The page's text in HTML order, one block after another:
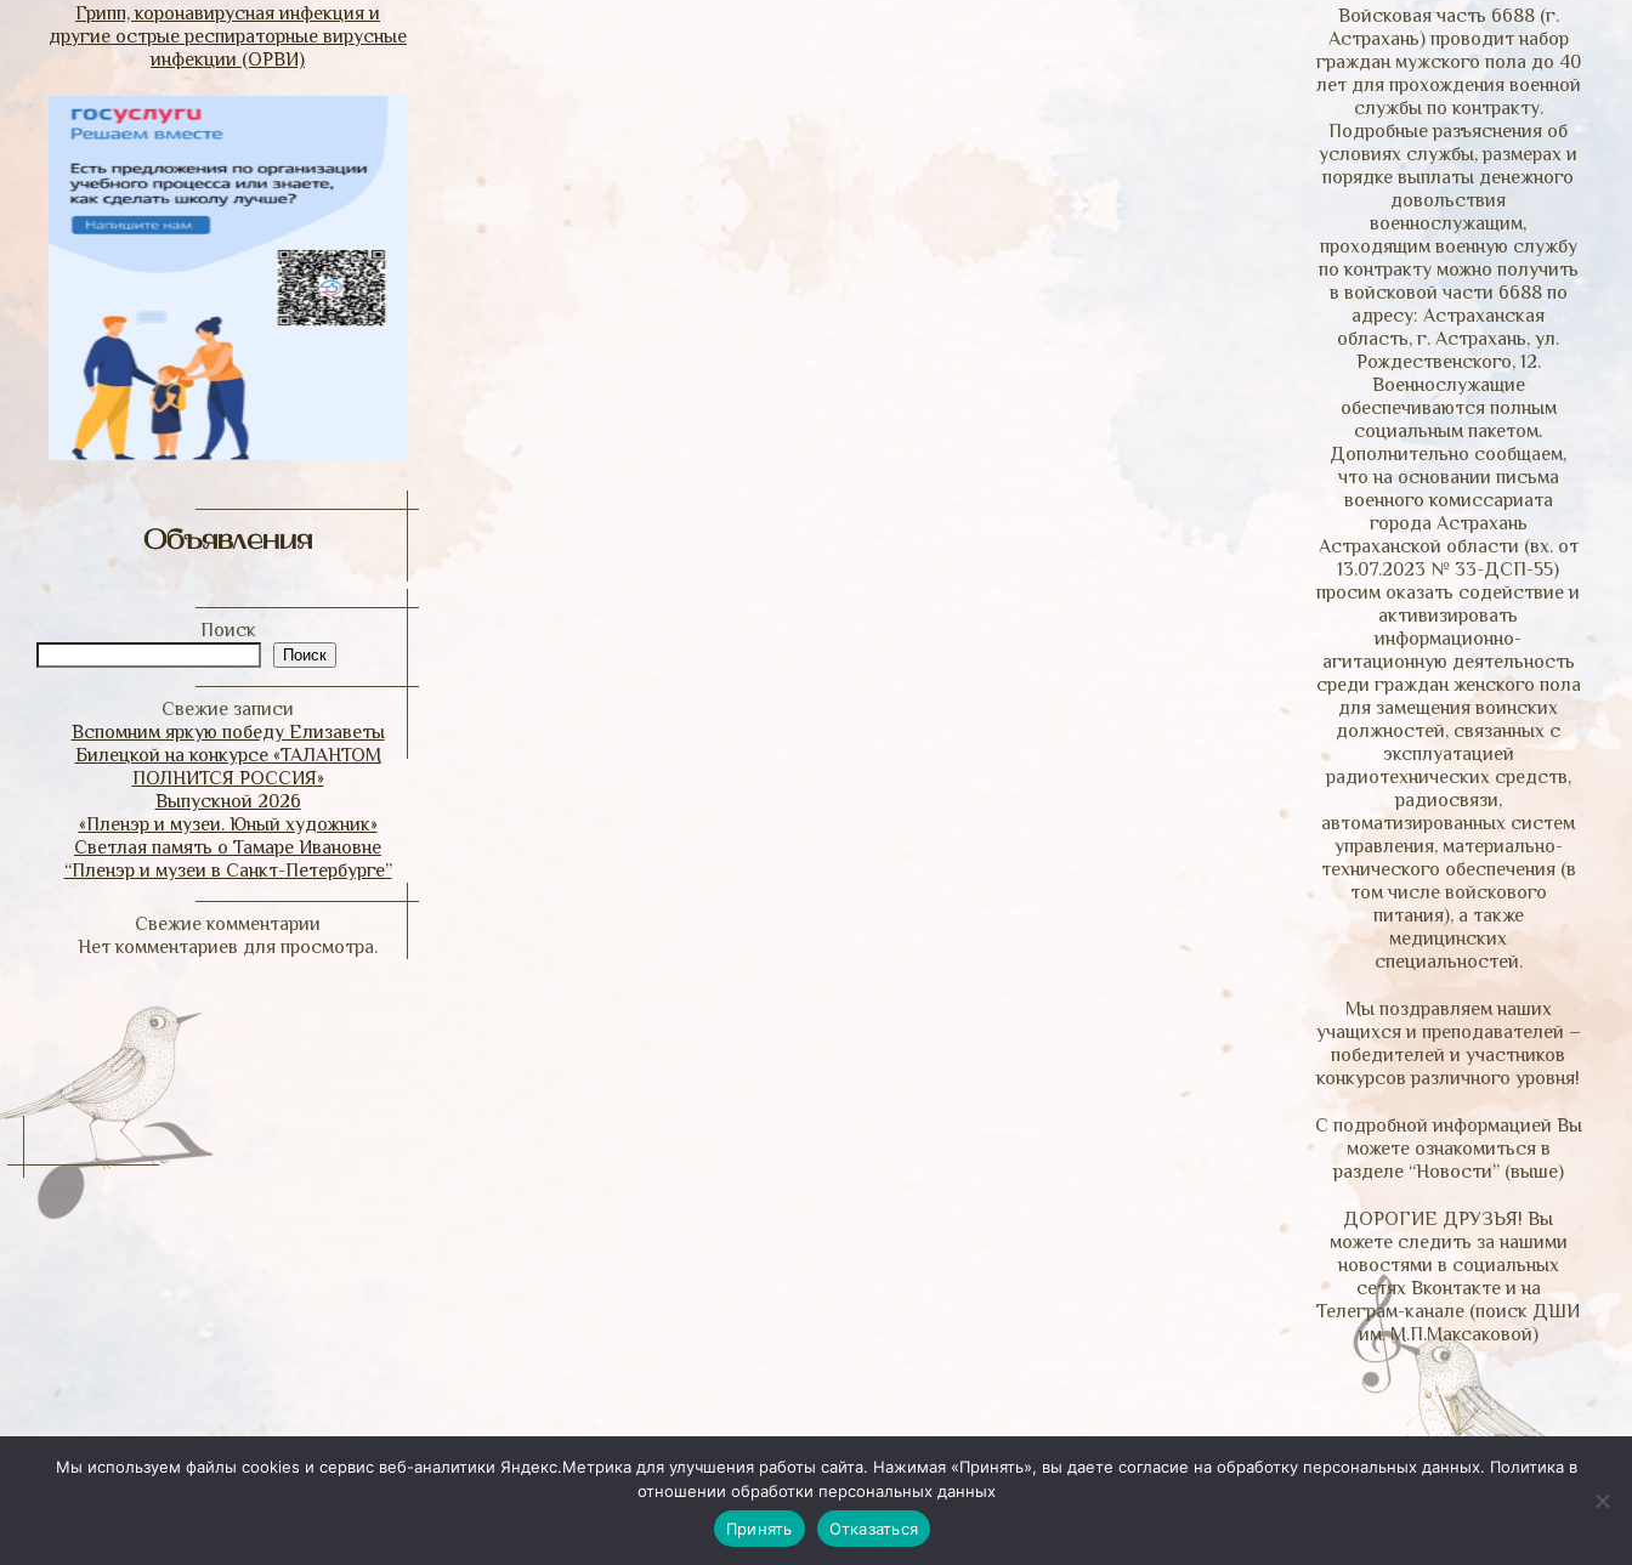
Грипп, коронавирусная инфекция и
другие острые респираторные вирусные
инфекции (ОРВИ)
Объявления
Поиск
Поиск
Свежие записи
Вспомним яркую победу Елизаветы
Билецкой на конкурсе «ТАЛАНТОМ
ПОЛНИТСЯ РОССИЯ»
Выпускной 2026
«Пленэр и музеи. Юный художник»
Светлая память о Тамаре Ивановне
“Пленэр и музеи в Санкт-Петербурге”
Свежие комментарии
Нет комментариев для просмотра.
Войсковая часть 6688 (г.
Астрахань) проводит набор
граждан мужского пола до 40
лет для прохождения военной
службы по контракту.
Подробные разъяснения об
условиях службы, размерах и
порядке выплаты денежного
довольствия
военнослужащим,
проходящим военную службу
по контракту можно получить
в войсковой части 6688 по
адресу: Астраханская
область, г. Астрахань, ул.
Рождественского, 12.
Военнослужащие
обеспечиваются полным
социальным пакетом.
Дополнительно сообщаем,
что на основании письма
военного комиссариата
города Астрахань
Астраханской области (вх. от
13.07.2023 № 33-ДСП-55)
просим оказать содействие и
активизировать
информационно-
агитационную деятельность
среди граждан женского пола
для замещения воинских
должностей, связанных с
эксплуатацией
радиотехнических средств,
радиосвязи,
автоматизированных систем
управления, материально-
технического обеспечения (в
том числе войскового
питания), а также
медицинских
специальностей.
Мы поздравляем наших
учащихся и преподавателей –
победителей и участников
конкурсов различного уровня!
С подробной информацией Вы
можете ознакомиться в
разделе “Новости” (выше)
ДОРОГИЕ ДРУЗЬЯ! Вы
можете следить за нашими
новостями в социальных
сетях Вконтакте и на
Телеграм-канале (поиск ДШИ
им. М.П.Максаковой)
Сайт созданInterDIZ
Мы используем файлы cookies и сервис веб-аналитики Яндекс.Метрика для улучшения работы сайта. Нажимая «Принять», вы даете согласие на обработку персональных данных. Политика в
отношении обработки персональных данных
Принять
Отказаться